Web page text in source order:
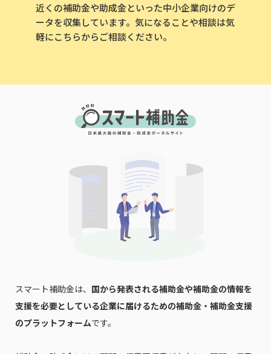
近くの補助金や助成金といった中小企業向けのデ
ータを収集しています。気になることや相談は気
軽にこちらからご相談ください。
スマート補助金は、 国から発表される補助金や補助金の情報を
支援を必要としている企業に届けるための補助金・補助金支援
のプラットフォームです。